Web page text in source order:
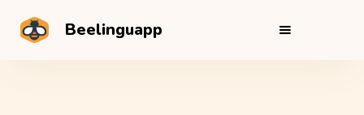
Beelinguapp